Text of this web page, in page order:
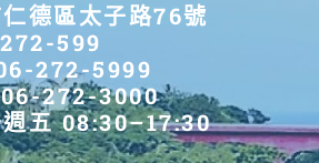
德區太子路76號
599
272-5999
272-3000
週五 08:30–17:30